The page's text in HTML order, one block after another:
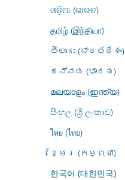
ଓଡ଼ିଆ (ଭାରତ)
தமிழ் (இந்தியா)
తెలుగు (భారతదేశం)
ಕನ್ನಡ (ಭಾರತ)
മലയാളം (ഇന്ത്യ)
සිංහල (ශ්‍රී ලංකාව)
ไทย (ไทย)
ខ្មែរ (កម្ពុជា)
한국어 (대한민국)